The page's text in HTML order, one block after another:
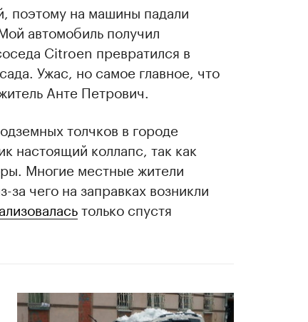
поэтому на машины падали
автомобиль получил
Citroen превратился в
Ужас, но самое главное, что
Анте Петрович.
толчков в городе
настоящий коллапс, так как
Многие местные жители
чего на заправках возникли
только спустя